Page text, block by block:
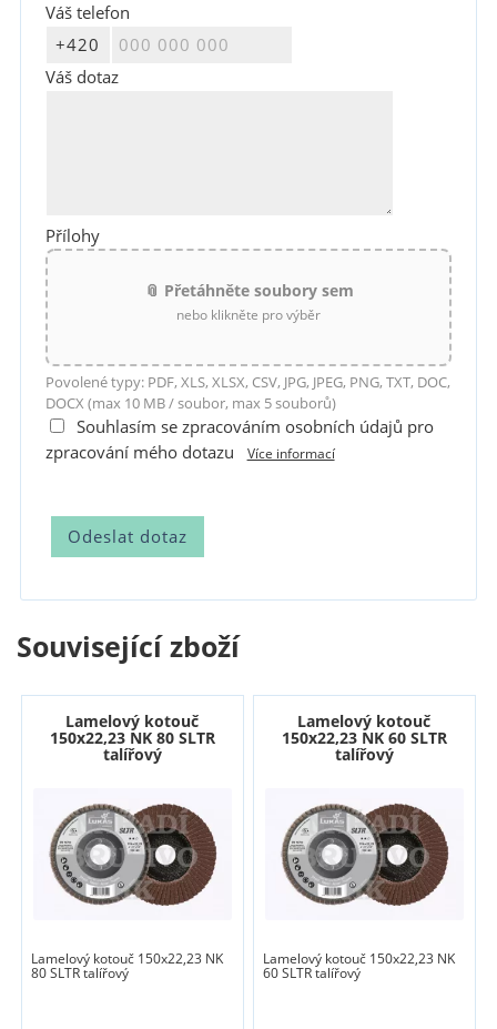
Váš telefon
Váš dotaz
Přílohy
📎 Přetáhněte soubory sem
nebo klikněte pro výběr
Povolené typy: PDF, XLS, XLSX, CSV, JPG, JPEG, PNG, TXT, DOC,
DOCX (max 10 MB / soubor, max 5 souborů)
Souhlasím se zpracováním osobních údajů pro
zpracování mého dotazu
Více informací
Související zboží
Lamelový kotouč
150x22,23 NK 80 SLTR
talířový
Lamelový kotouč 150x22,23 NK
80 SLTR talířový
Lamelový kotouč
150x22,23 NK 60 SLTR
talířový
Lamelový kotouč 150x22,23 NK
60 SLTR talířový